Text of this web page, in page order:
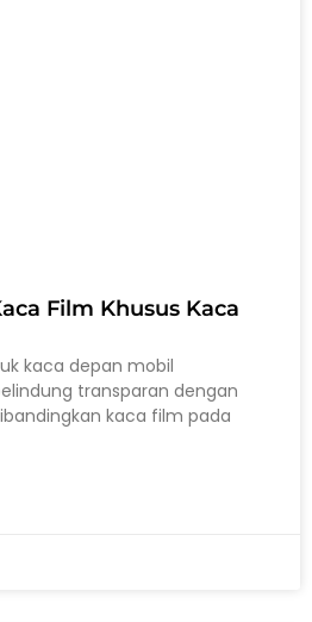
Film Khusus Kaca
kaca depan mobil
transparan dengan
kaca film pada